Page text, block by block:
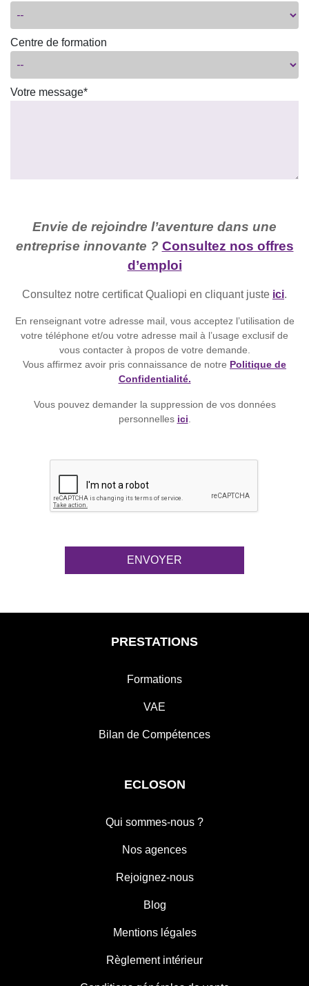
Centre de formation
Votre message*
Envie de rejoindre l’aventure dans une
entreprise innovante ? Consultez nos offres
d’emploi
Consultez notre certificat Qualiopi en cliquant juste ici.
En renseignant votre adresse mail, vous acceptez l’utilisation de
votre téléphone et/ou votre adresse mail à l’usage exclusif de
vous contacter à propos de votre demande.
Vous affirmez avoir pris connaissance de notre Politique de
Confidentialité.
Vous pouvez demander la suppression de vos données
personnelles ici.
PRESTATIONS
Formations
VAE
Bilan de Compétences
ECLOSON
Qui sommes-nous ?
Nos agences
Rejoignez-nous
Blog
Mentions légales
Règlement intérieur